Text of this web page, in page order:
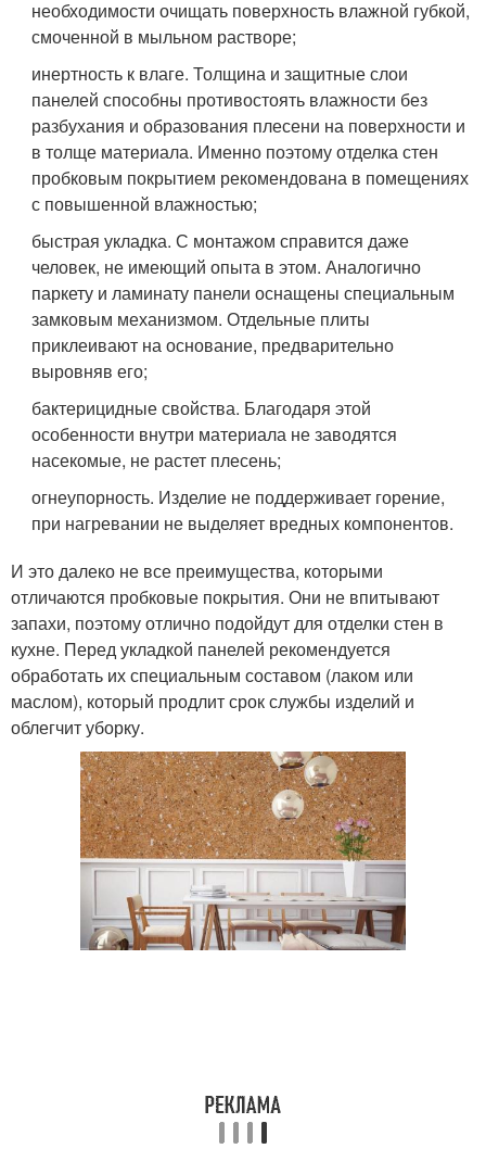
необходимости очищать поверхность влажной губкой,
смоченной в мыльном растворе;
инертность к влаге. Толщина и защитные слои
панелей способны противостоять влажности без
разбухания и образования плесени на поверхности и
в толще материала. Именно поэтому отделка стен
пробковым покрытием рекомендована в помещениях
с повышенной влажностью;
быстрая укладка. С монтажом справится даже
человек, не имеющий опыта в этом. Аналогично
паркету и ламинату панели оснащены специальным
замковым механизмом. Отдельные плиты
приклеивают на основание, предварительно
выровняв его;
бактерицидные свойства. Благодаря этой
особенности внутри материала не заводятся
насекомые, не растет плесень;
огнеупорность. Изделие не поддерживает горение,
при нагревании не выделяет вредных компонентов.
И это далеко не все преимущества, которыми
отличаются пробковые покрытия. Они не впитывают
запахи, поэтому отлично подойдут для отделки стен в
кухне. Перед укладкой панелей рекомендуется
обработать их специальным составом (лаком или
маслом), который продлит срок службы изделий и
облегчит уборку.